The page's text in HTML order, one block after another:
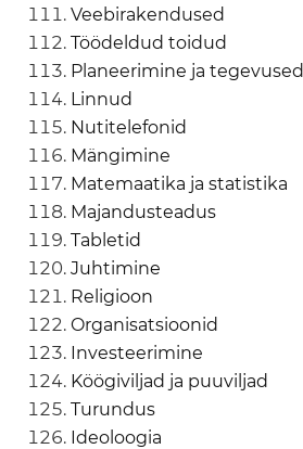
Veebirakendused
Töödeldud toidud
Planeerimine ja tegevused
Linnud
Nutitelefonid
Mängimine
Matemaatika ja statistika
Majandusteadus
Tabletid
Juhtimine
Religioon
Organisatsioonid
Investeerimine
Köögiviljad ja puuviljad
Turundus
Ideoloogia